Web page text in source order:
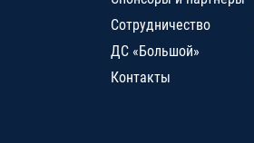
Сотрудничество
ДС «Большой»
Контакты